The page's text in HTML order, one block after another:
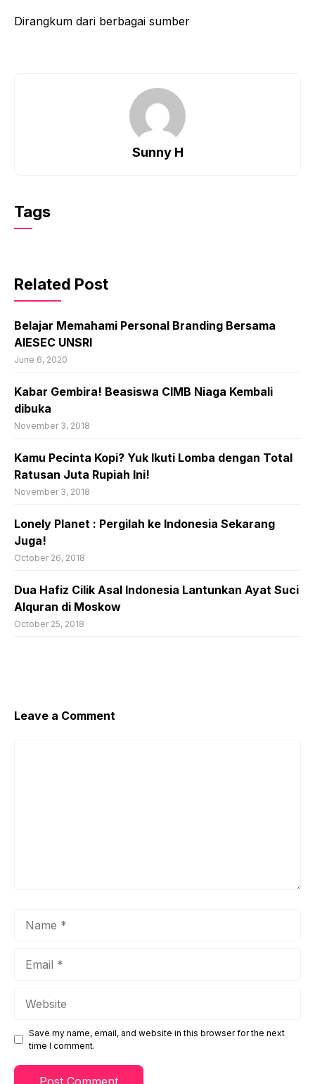
Dirangkum dari berbagai sumber
Sunny H
Tags
Related Post
Belajar Memahami Personal Branding Bersama
AIESEC UNSRI
June 6, 2020
Kabar Gembira! Beasiswa CIMB Niaga Kembali
dibuka
November 3, 2018
Kamu Pecinta Kopi? Yuk Ikuti Lomba dengan Total
Ratusan Juta Rupiah Ini!
November 3, 2018
Lonely Planet : Pergilah ke Indonesia Sekarang
Juga!
October 26, 2018
Dua Hafiz Cilik Asal Indonesia Lantunkan Ayat Suci
Alquran di Moskow
October 25, 2018
Leave a Comment
Save my name, email, and website in this browser for the next
time I comment.